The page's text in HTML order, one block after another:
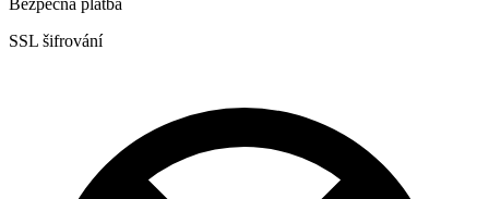
Bezpečná platba
SSL šifrování